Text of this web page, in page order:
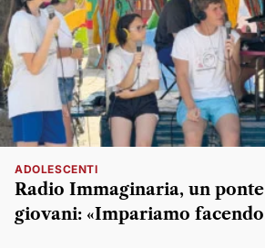
ADOLESCENTI
Radio Immaginaria, un
giovani: «Impariamo